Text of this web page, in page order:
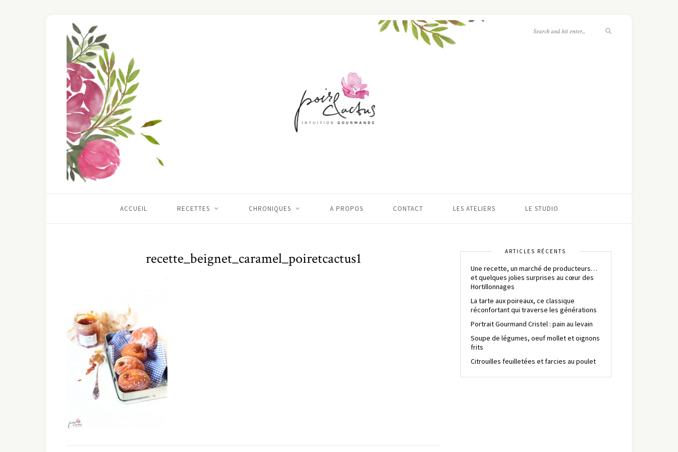
ACCUEIL RECETTES CHRONIQUES A PROPOS CONTACT LES ATELIERS LE STUDIO
recette_beignet_caramel_poiretcactus1 ARTICLES RÉCENTS
Une recette, un marché de producteurs…
et quelques jolies surprises au cœur des
Hortillonnages
La tarte aux poireaux, ce classique
réconfortant qui traverse les générations
Portrait Gourmand Cristel : pain au levain
Soupe de légumes, oeuf mollet et oignons
frits
Citrouilles feuilletées et farcies au poulet